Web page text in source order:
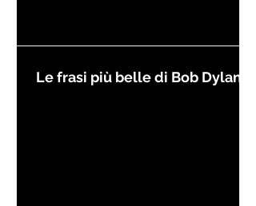
Le frasi più belle di Bob Dylan